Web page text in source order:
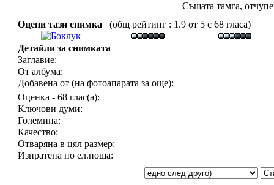
Същата тамга,
Оцени тази снимка
(общ рейтинг : 1.9 от 5 с 68 гласа)
Детайли за снимката
Заглавие:
От албума:
Добавена от (на фотоапарата за още):
Оценка - 68 глас(а):
Ключови думи:
Големина:
Качество:
Отваряна в цял размер:
Изпратена по ел.поща: